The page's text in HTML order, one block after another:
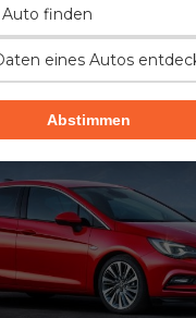
weniger
Maximalgepäck
3%
größer
Auto finden
eines Autos
Abstimmen